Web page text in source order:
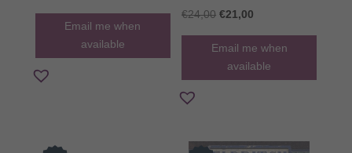
price
was:
τρέχουσα
τιμή
Email me when
available
€24,00 Original
price
was:
€21,00
τρέχουσα
τιμή
Email me when
available